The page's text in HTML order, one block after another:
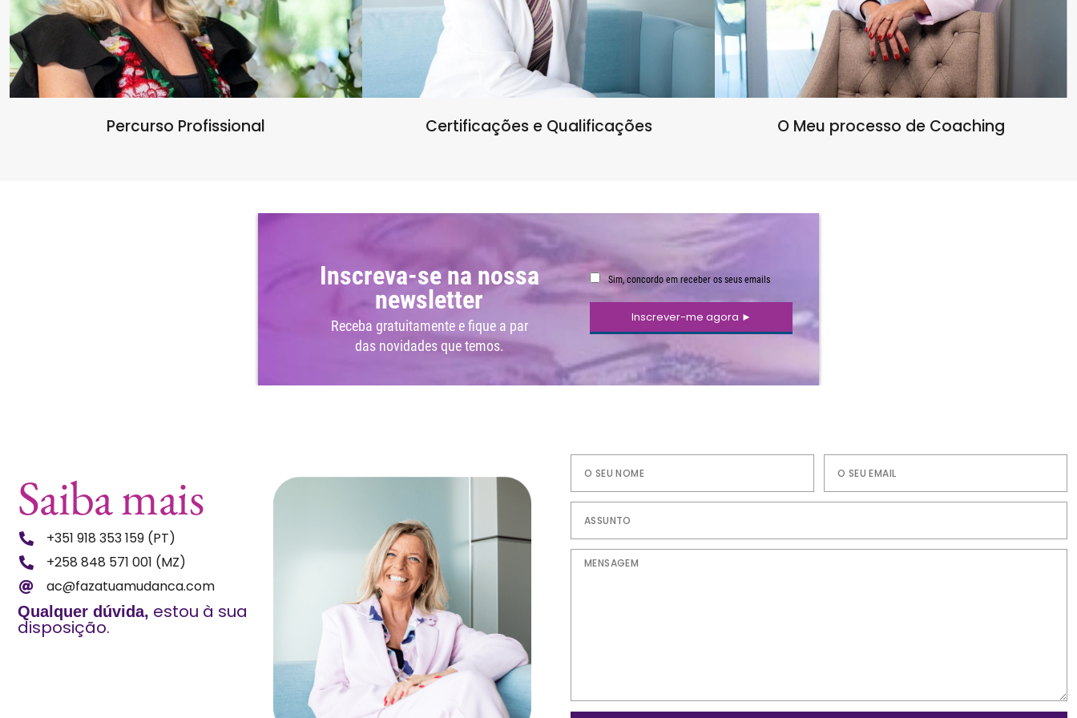
Percurso Profissional Certificações e Qualificações O Meu processo de Coaching
Saiba mais
+351 918 353 159 (PT)
+258 848 571 001 (MZ)
ac@fazatuamudanca.com
Qualquer dúvida, estou à sua
disposição.